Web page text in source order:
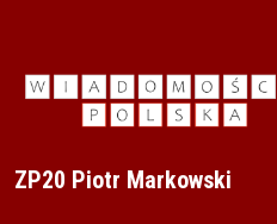
ZP20 Piotr Markowski